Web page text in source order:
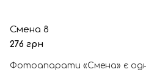
Смена 8
276 грн
Фотоапарати «Смена» є